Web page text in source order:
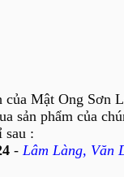
của Mật Ong Sơn
sản phẩm của
sau :
- Lâm Làng, Văn